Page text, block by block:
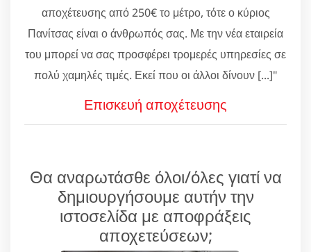
αποχέτευσης από 250€ το μέτρο, τότε ο κύριος
Πανίτσας είναι ο άνθρωπός σας. Με την νέα εταιρεία
του μπορεί να σας προσφέρει τρομερές υπηρεσίες σε
πολύ χαμηλές τιμές. Εκεί που οι άλλοι δίνουν [...]"
Επισκευή αποχέτευσης
Θα αναρωτάσθε όλοι/όλες γιατί να
δημιουργήσουμε αυτήν την
ιστοσελίδα με αποφράξεις
αποχετεύσεων;